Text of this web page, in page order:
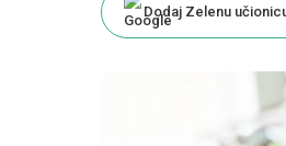
Dodaj Zelenu